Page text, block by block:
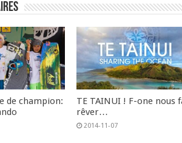
de champion:
TE TAINUI ! F-one nous
rêver…
2014-11-07